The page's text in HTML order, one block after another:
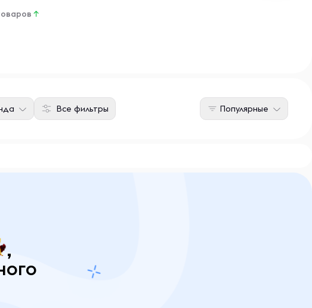
↑
Все фильтры Популярные
,